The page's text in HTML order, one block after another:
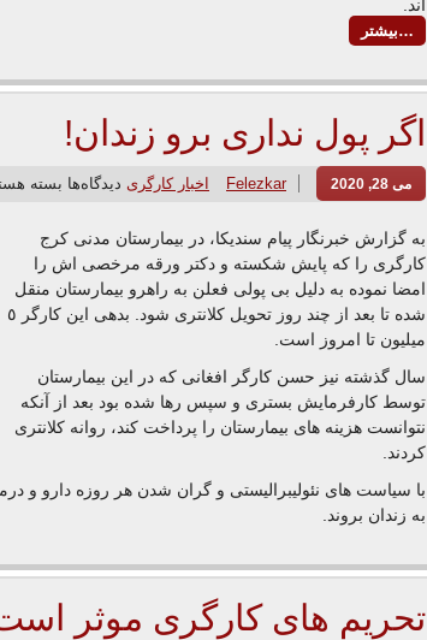
اند.
…بیشتر
اگر پول نداری برو زندان!
می 28, 2020 Felezkar اخبار کارگری دیدگاه‌ها بسته
به گزارش خبرنگار پیام سندیکا، در بیمارستان مدنی کرج
کارگری را که پایش شکسته و دکتر ورقه مرخصی اش را
امضا نموده به دلیل بی پولی فعلن به راهرو بیمارستان منقل
شده تا بعد از چند روز تحویل کلانتری شود. بدهی این کارگر ٥
میلیون تا امروز است.
سال گذشته نیز حسن کارگر افغانی که در این بیمارستان
توسط کارفرمایش بستری و سپس رها شده بود بعد از آنکه
نتوانست هزینه های بیمارستان را پرداخت کند، روانه کلانتری
کردند.
با سیاست های نئولیبرالیستی و گران شدن هر روزه دارو و
به زندان بروند.
تحریم های کارگری موثر